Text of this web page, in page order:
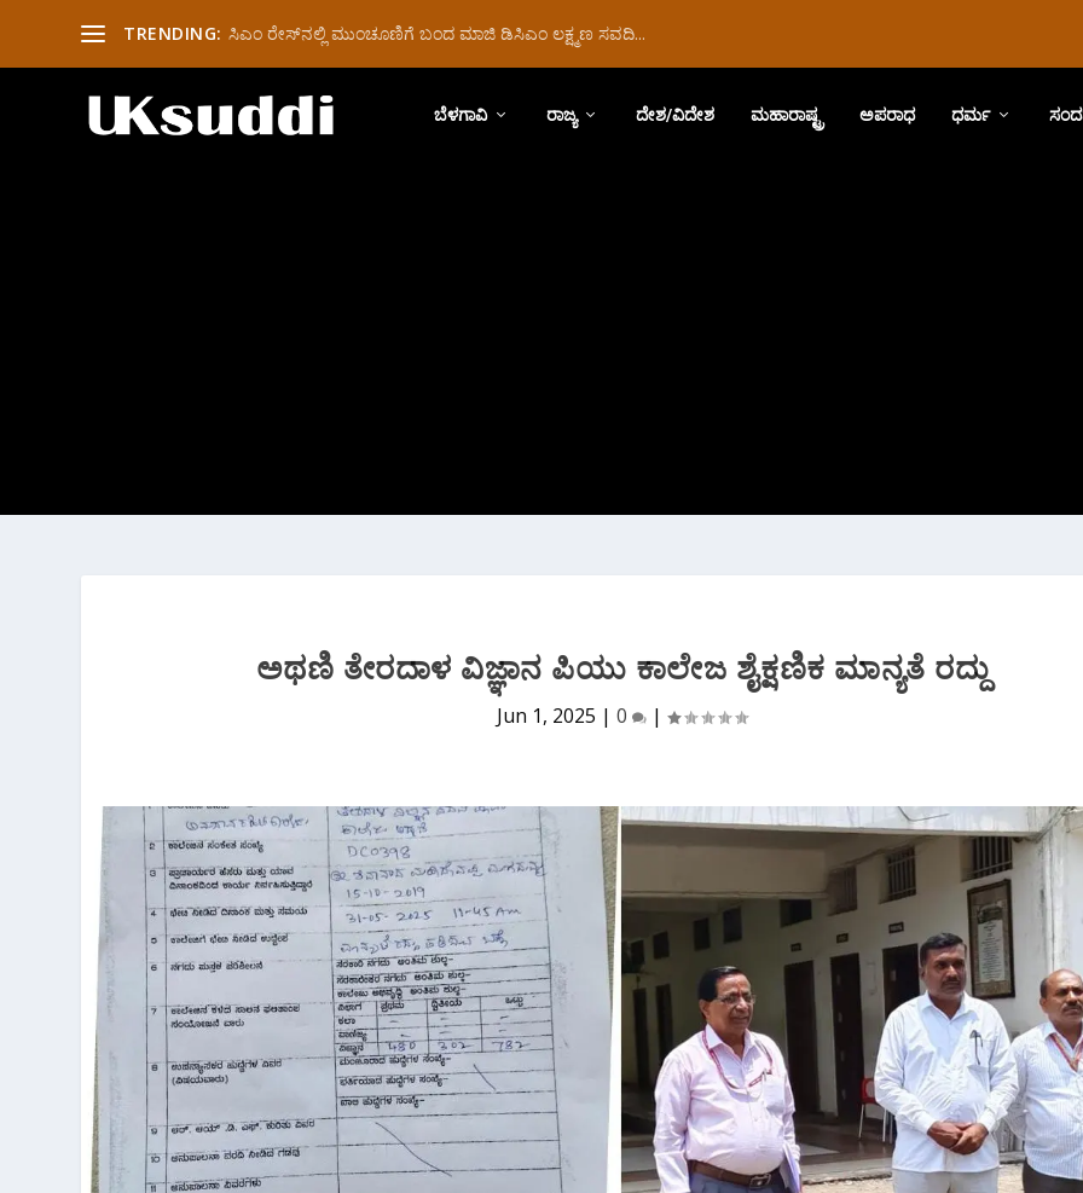
TRENDING: ಸಿಎಂ ರೇಸ್‌ನಲ್ಲಿ ಮುಂಚೂಣಿಗೆ ಬಂದ ಮಾಜಿ ಡಿಸಿಎಂ ಲಕ್ಷ್ಮಣ ಸವದಿ...
ಬೆಳಗಾವಿ ರಾಜ್ಯ ದೇಶ/ವಿದೇಶ ಮಹಾರಾಷ್ಟ್ರ ಅಪರಾಧ ಧರ್ಮ
ಅಥಣಿ ತೇರದಾಳ ವಿಜ್ಞಾನ ಪಿಯು ಕಾಲೇಜ ಶೈಕ್ಷಣಿಕ ಮಾನ್ಯತೆ ರದ್ದು
Jun 1, 2025 |0 |